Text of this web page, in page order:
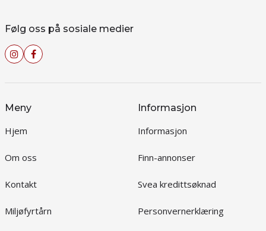
Følg oss på sosiale medier
Meny
Hjem
Om oss
Kontakt
Miljøfyrtårn
Informasjon
Informasjon
Finn-annonser
Svea kredittsøknad
Personvernerklæring